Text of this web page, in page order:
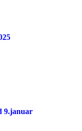
9.januar